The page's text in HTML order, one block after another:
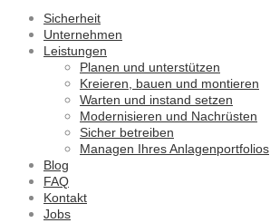
Sicherheit
Unternehmen
Leistungen
Planen und unterstützen
Kreieren, bauen und montieren
Warten und instand setzen
Modernisieren und Nachrüsten
Sicher betreiben
Managen Ihres Anlagenportfolios
Blog
FAQ
Kontakt
Jobs